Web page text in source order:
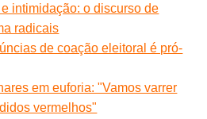
intimidação: o discurso de
radicais
de coação eleitoral é pró-
em euforia: "Vamos varrer
vermelhos"